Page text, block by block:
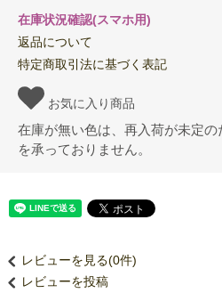
在庫状況確認(スマホ用)
返品について
特定商取引法に基づく表記
お気に入り商品
在庫が無い色は、再入荷が未定
を承っておりません。
レビューを見る(0件)
レビューを投稿